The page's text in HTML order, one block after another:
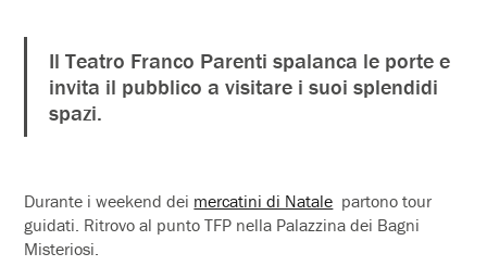
Il Teatro Franco Parenti spalanca le porte e
invita il pubblico a visitare i suoi splendidi
spazi.
Durante i weekend dei mercatini di Natale partono tour
guidati. Ritrovo al punto TFP nella Palazzina dei Bagni
Misteriosi.